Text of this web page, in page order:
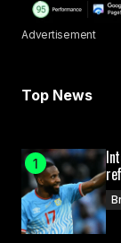
Advertisement
Top News